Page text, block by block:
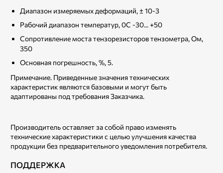
Диапазон измеряемых деформаций, ± 10-3
Рабочий диапазон температур, 0С -30... +50
Сопротивление моста тензорезисторов тензометра, Ом,
350
Основная погрешность, %, 5.
Примечание. Приведенные значения технических
характеристик являются базовыми и могут быть
адаптированы под требования Заказчика.
Производитель оставляет за собой право изменять
технические характеристики с целью улучшения качества
продукции без предварительного уведомления потребителя.
ПОДДЕРЖКА